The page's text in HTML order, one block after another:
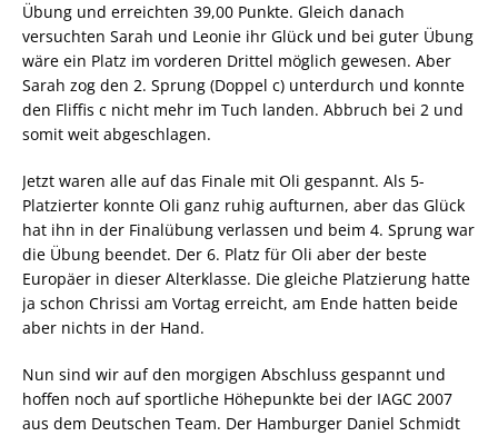
Übung und erreichten 39,00 Punkte. Gleich danach
versuchten Sarah und Leonie ihr Glück und bei guter Übung
wäre ein Platz im vorderen Drittel möglich gewesen. Aber
Sarah zog den 2. Sprung (Doppel c) unterdurch und konnte
den Fliffis c nicht mehr im Tuch landen. Abbruch bei 2 und
somit weit abgeschlagen.
Jetzt waren alle auf das Finale mit Oli gespannt. Als 5-
Platzierter konnte Oli ganz ruhig aufturnen, aber das Glück
hat ihn in der Finalübung verlassen und beim 4. Sprung war
die Übung beendet. Der 6. Platz für Oli aber der beste
Europäer in dieser Alterklasse. Die gleiche Platzierung hatte
ja schon Chrissi am Vortag erreicht, am Ende hatten beide
aber nichts in der Hand.
Nun sind wir auf den morgigen Abschluss gespannt und
hoffen noch auf sportliche Höhepunkte bei der IAGC 2007
aus dem Deutschen Team. Der Hamburger Daniel Schmidt